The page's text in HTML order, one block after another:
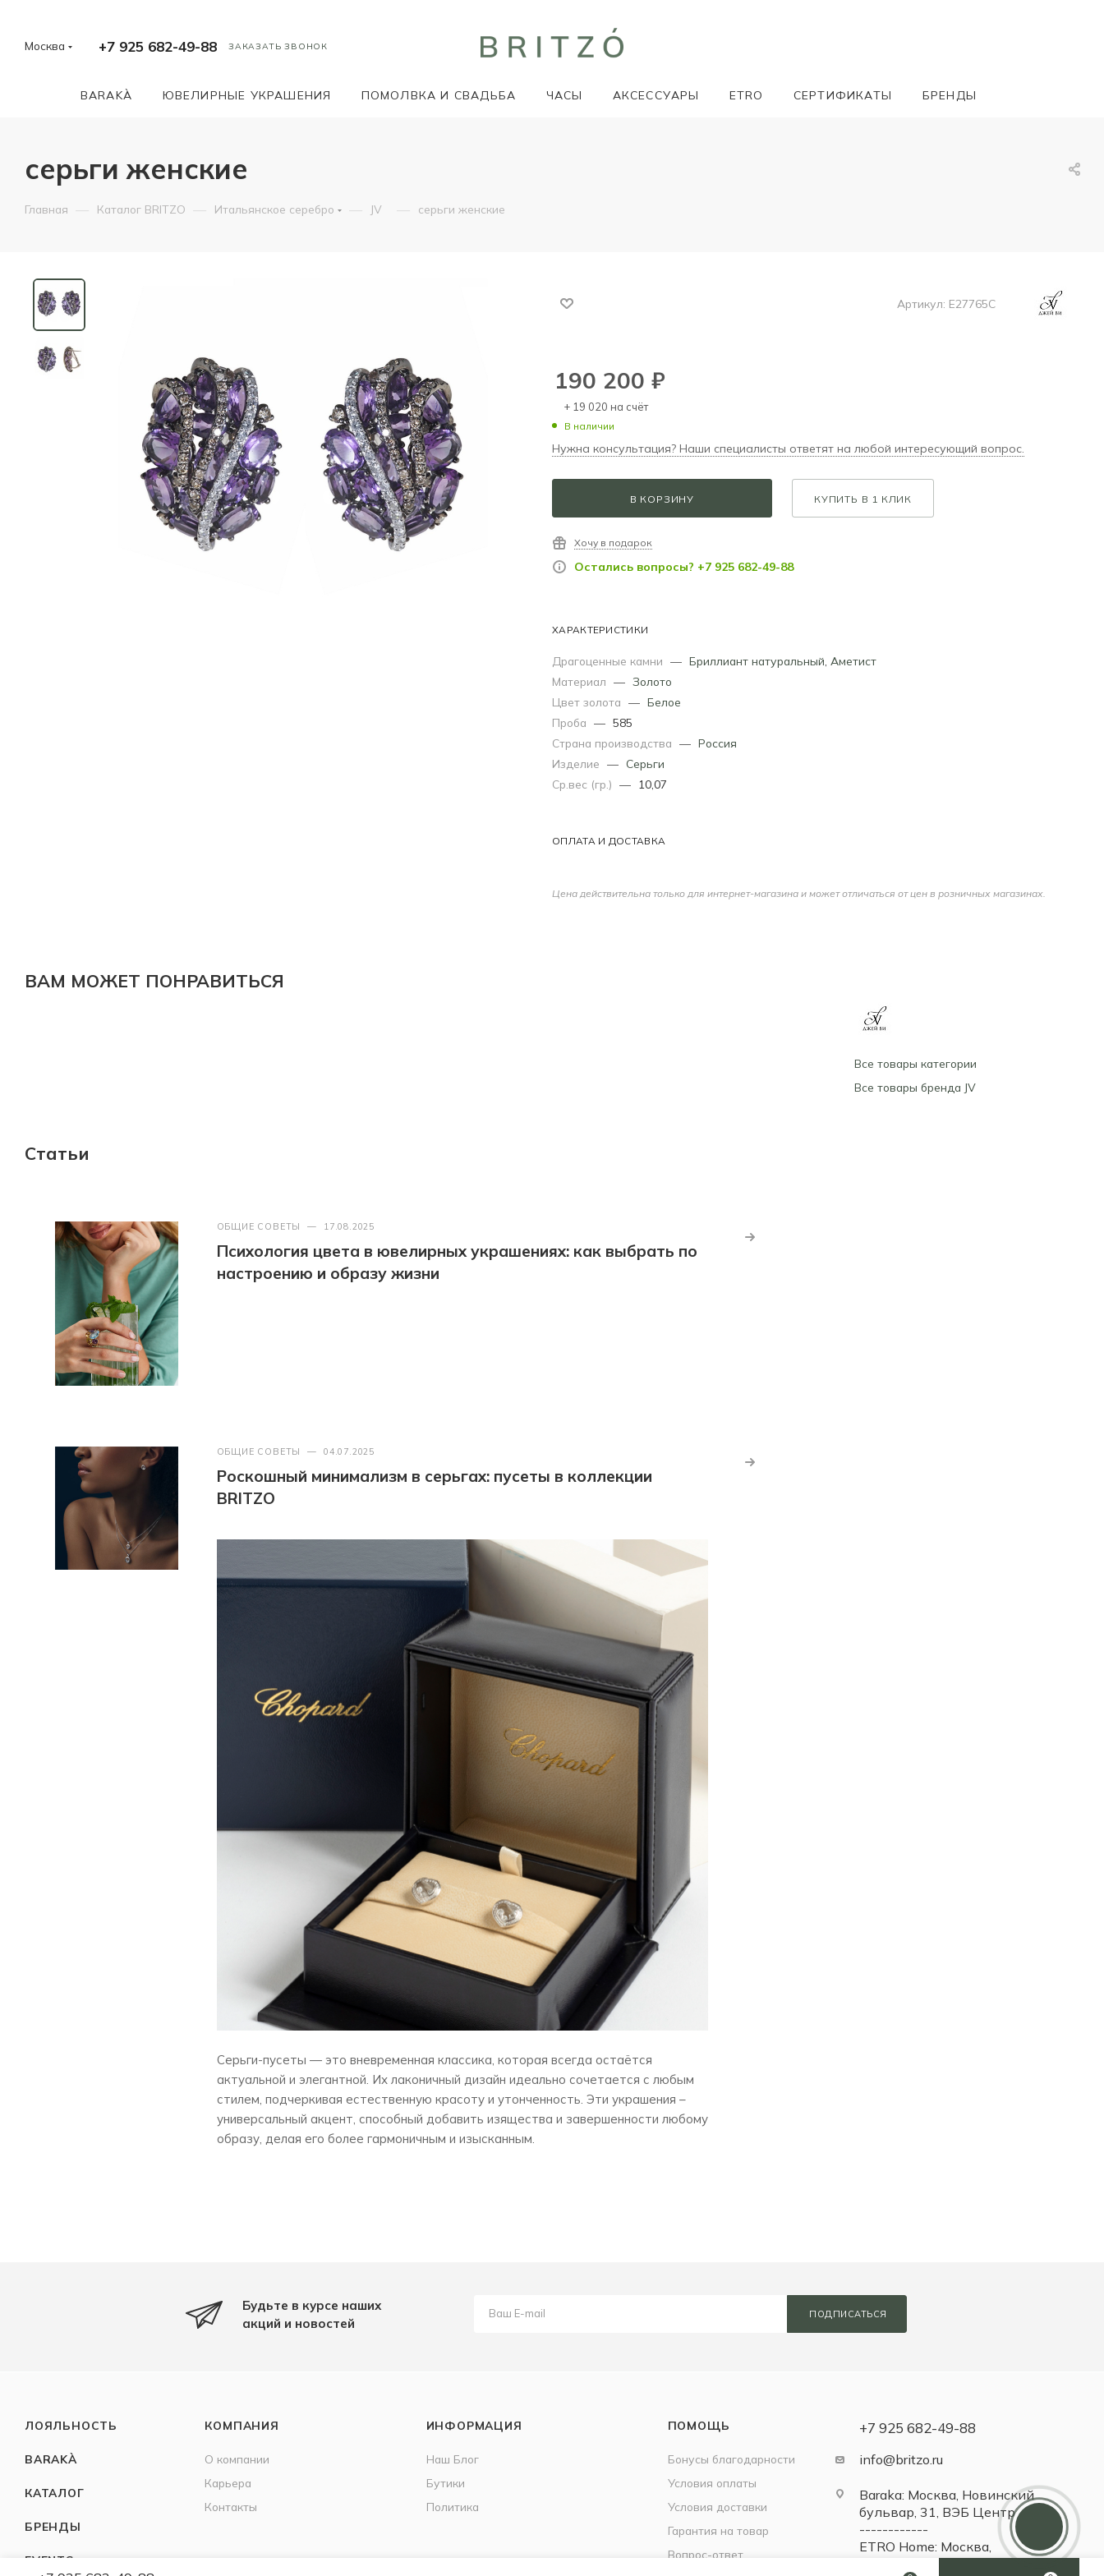
Москва +7 925 682-49-88 ЗАКАЗАТЬ ЗВОНОК
BARAKÀ ЮВЕЛИРНЫЕ УКРАШЕНИЯ ПОМОЛВКА И СВАДЬБА ЧАСЫ АКСЕССУАРЫ ETRO СЕРТИФИКАТЫ БРЕНДЫ
серьги женские
Главная — Каталог BRITZO — Итальянское серебро — JV — серьги женские
Артикул: E27765C
190 200 ₽
+ 19 020 на счёт
В наличии
Нужна консультация? Наши специалисты ответят на любой интересующий вопрос.
В КОРЗИНУ КУПИТЬ В 1 КЛИК
Хочу в подарок
Остались вопросы? +7 925 682-49-88
ХАРАКТЕРИСТИКИ
Драгоценные камни — Бриллиант натуральный Аметист
Материал — Золото
Цвет золота — Белое
Проба — 585
Страна производства — Россия
Изделие — Серьги
Ср.вес (гр.) — 10,07
ОПЛАТА И ДОСТАВКА
Цена действительна только для интернет-магазина и может отличаться от цен в розничных магазинах.
ВАМ МОЖЕТ ПОНРАВИТЬСЯ
Статьи
ОБЩИЕ СОВЕТЫ — 17.08.2025
Психология цвета в ювелирных украшениях: как выбрать по
настроению и образу жизни
ОБЩИЕ СОВЕТЫ — 04.07.2025
Роскошный минимализм в серьгах: пусеты в коллекции
BRITZO
Серьги-пусеты — это вневременная классика, которая всегда остаётся
актуальной и элегантной. Их лаконичный дизайн идеально сочетается с любым
стилем, подчеркивая естественную красоту и утонченность. Эти украшения –
универсальный акцент, способный добавить изящества и завершенности любому
образу, делая его более гармоничным и изысканным.
Все товары категории
Все товары бренда JV
Будьте в курсе наших
акций и новостей
ПОДПИСАТЬСЯ
ЛОЯЛЬНОСТЬ
BARAKÀ
КАТАЛОГ
БРЕНДЫ
EVENTS
КОМПАНИЯ
О компании
Карьера
Контакты
ИНФОРМАЦИЯ
Наш Блог
Бутики
Политика
ПОМОЩЬ
Бонусы благодарности
Условия оплаты
Условия доставки
Гарантия на товар
Вопрос-ответ
+7 925 682-49-88
info@britzo.ru
Baraka: Москва, Новинский
бульвар, 31, ВЭБ Центр
------------
ETRO Home: Москва,
Новинский бульвар, 31, ВЭБ
Дарим 5000 балов
Мы ценим своих клиентов и в
качестве благодарности зачисляем 5
000 бонусов за регистрацию